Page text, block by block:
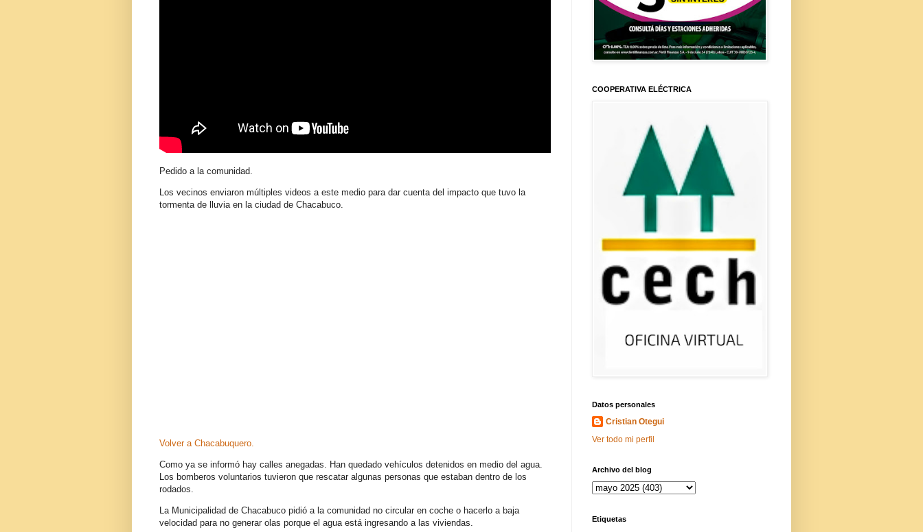
Pedido a la comunidad.
Los vecinos enviaron múltiples videos a este medio para dar cuenta del impacto que tuvo la
tormenta de lluvia en la ciudad de Chacabuco.
Volver a Chacabuquero.
Como ya se informó hay calles anegadas. Han quedado vehículos detenidos en medio del agua.
Los bomberos voluntarios tuvieron que rescatar algunas personas que estaban dentro de los
rodados.
La Municipalidad de Chacabuco pidió a la comunidad no circular en coche o hacerlo a baja
velocidad para no generar olas porque el agua está ingresando a las viviendas.
COOPERATIVA ELÉCTRICA
Datos personales
Cristian Otegui
Ver todo mi perfil
Archivo del blog
Etiquetas